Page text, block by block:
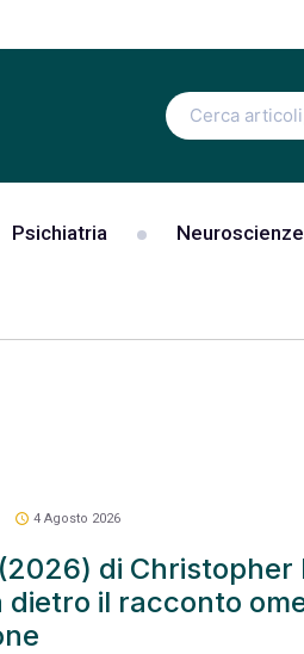
Ricerca
per:
Psichiatria Neuroscienze
schedule 4 Agosto 2026
di Christopher
dietro il racconto